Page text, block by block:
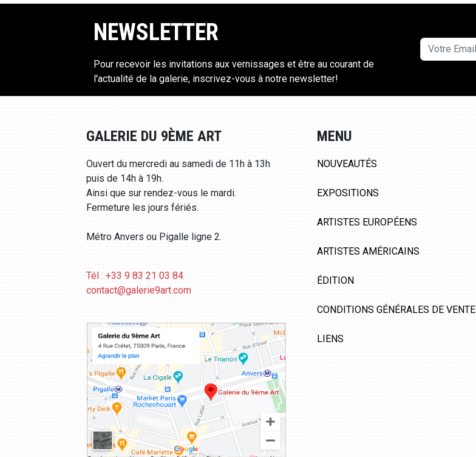
NEWSLETTER
Pour recevoir les invitations aux vernissages et être au courant de
l'actualité de la galerie, inscrivez-vous à notre newsletter!
GALERIE DU 9ÈME ART
Ouvert du mercredi au samedi de 11h à 13h
puis de 14h à 19h.
Ainsi que sur rendez-vous le mardi.
Fermeture les jours fériés.
Métro Anvers ou Pigalle ligne 2.
Tél : +33 9 83 21 03 84
contact@galerie9art.com
MENU
NOUVEAUTÉS
EXPOSITIONS
ARTISTES EUROPÉENS
ARTISTES AMÉRICAINS
ÉDITION
CONDITIONS GÉNÉRALES DE VENTE
LIENS